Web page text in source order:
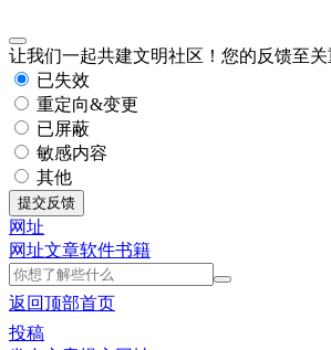
让我们一起共建文明社区！您的反馈至关
已失效
重定向&变更
已屏蔽
敏感内容
其他
提交反馈
网址
网址文章软件书籍
返回顶部首页
投稿